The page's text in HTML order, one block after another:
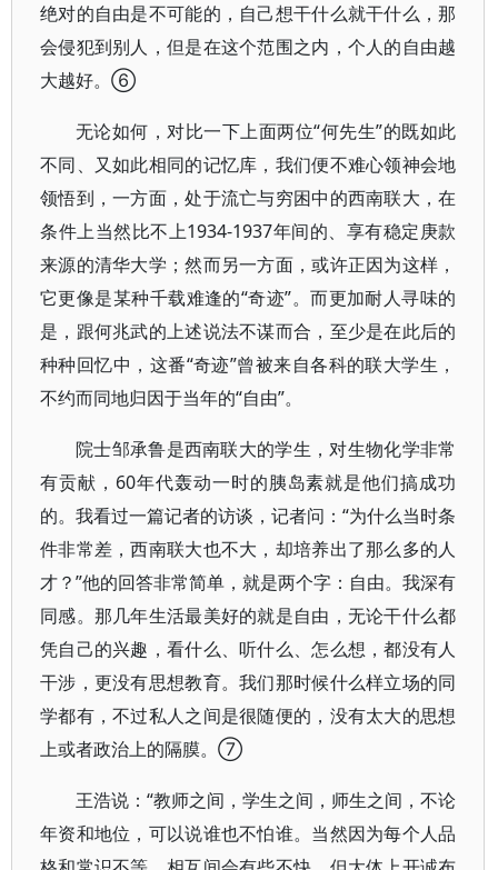
绝对的自由是不可能的，自己想干什么就干什么，那
会侵犯到别人，但是在这个范围之内，个人的自由越
大越好。⑥
无论如何，对比一下上面两位“何先生”的既如此
不同、又如此相同的记忆库，我们便不难心领神会地
领悟到，一方面，处于流亡与穷困中的西南联大，在
条件上当然比不上1934-1937年间的、享有稳定庚款
来源的清华大学；然而另一方面，或许正因为这样，
它更像是某种千载难逢的“奇迹”。而更加耐人寻味的
是，跟何兆武的上述说法不谋而合，至少是在此后的
种种回忆中，这番“奇迹”曾被来自各科的联大学生，
不约而同地归因于当年的“自由”。
院士邹承鲁是西南联大的学生，对生物化学非常
有贡献，60年代轰动一时的胰岛素就是他们搞成功
的。我看过一篇记者的访谈，记者问：“为什么当时条
件非常差，西南联大也不大，却培养出了那么多的人
才？”他的回答非常简单，就是两个字：自由。我深有
同感。那几年生活最美好的就是自由，无论干什么都
凭自己的兴趣，看什么、听什么、怎么想，都没有人
干涉，更没有思想教育。我们那时候什么样立场的同
学都有，不过私人之间是很随便的，没有太大的思想
上或者政治上的隔膜。⑦
王浩说：“教师之间，学生之间，师生之间，不论
年资和地位，可以说谁也不怕谁。当然因为每个人品